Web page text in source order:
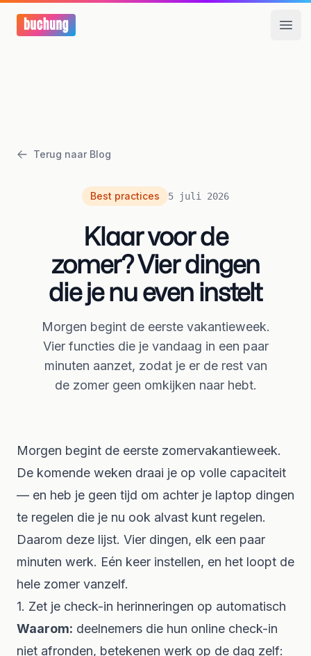
Terug naar Blog
Best practices 5 juli 2026
Klaar voor de
zomer? Vier dingen
die je nu even instelt
Morgen begint de eerste vakantieweek.
Vier functies die je vandaag in een paar
minuten aanzet, zodat je er de rest van
de zomer geen omkijken naar hebt.
Morgen begint de eerste zomervakantieweek.
De komende weken draai je op volle capaciteit
— en heb je geen tijd om achter je laptop dingen
te regelen die je nu ook alvast kunt regelen.
Daarom deze lijst. Vier dingen, elk een paar
minuten werk. Eén keer instellen, en het loopt de
hele zomer vanzelf.
1. Zet je check-in herinneringen op automatisch
Waarom: deelnemers die hun online check-in
niet afronden, betekenen werk op de dag zelf: